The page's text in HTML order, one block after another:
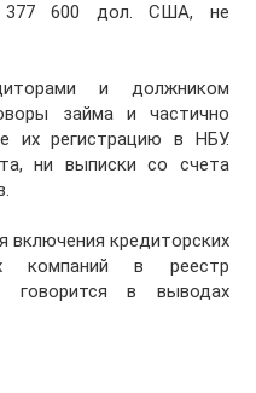
377 600 дол. США, не
и должником
займа и частично
их регистрацию в НБУ.
ни выписки со счета
включения кредиторских
компаний в реестр
говорится в выводах